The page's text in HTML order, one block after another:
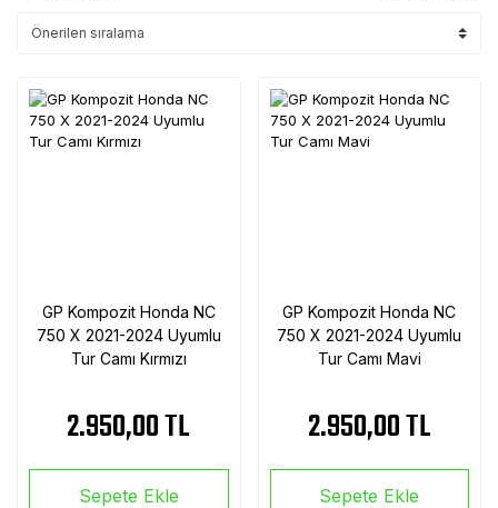
GP Kompozit Honda NC
750 X 2021-2024 Uyumlu
Tur Camı Kırmızı
2.950,00 TL
Sepete Ekle
GP Kompozit Honda NC
750 X 2021-2024 Uyumlu
Tur Camı Mavi
2.950,00 TL
Sepete Ekle